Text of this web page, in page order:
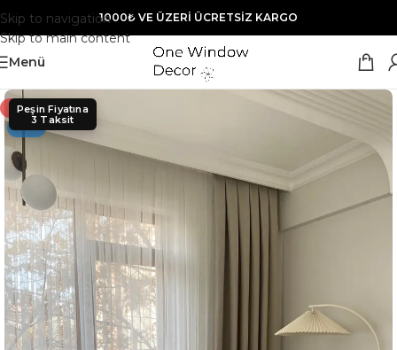
Skip to navigation
Skip to main content
1000₺ VE ÜZERİ ÜCRETSİZ KARGO
Menü
- 40%
YENI